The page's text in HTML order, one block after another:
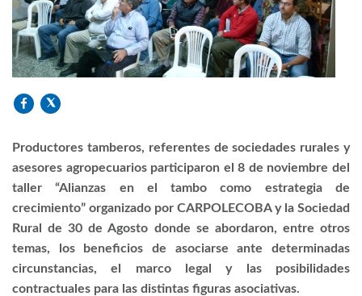
Productores tamberos, referentes de sociedades rurales y
asesores agropecuarios participaron el 8 de noviembre del
taller “Alianzas en el tambo como estrategia de
crecimiento” organizado por CARPOLECOBA y la Sociedad
Rural de 30 de Agosto donde se abordaron, entre otros
temas, los beneficios de asociarse ante determinadas
circunstancias, el marco legal y las posibilidades
contractuales para las distintas figuras asociativas.